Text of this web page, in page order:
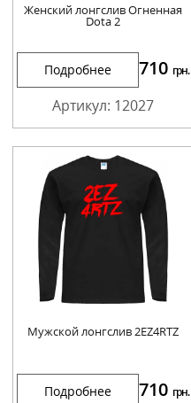
Женский лонгслив Огненная
Dota 2
Подробнее 710 грн.
Артикул: 12027
Мужской лонгслив 2EZ4RTZ
Подробнее 710 грн.